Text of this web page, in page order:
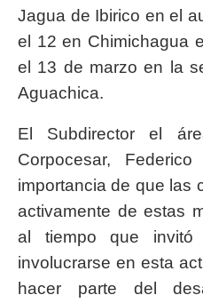
Jagua de Ibirico en el
el 12 en
el 13 de marzo en la
Aguachica.
El Subdirector el
Corpocesar,
importancia de que las
activamente de estas
al tiempo que
involucrarse en esta
hacer parte del